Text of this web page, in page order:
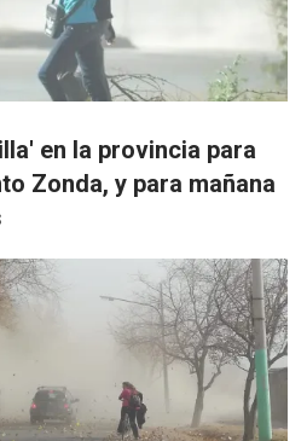
en la provincia para
Zonda, y para mañana